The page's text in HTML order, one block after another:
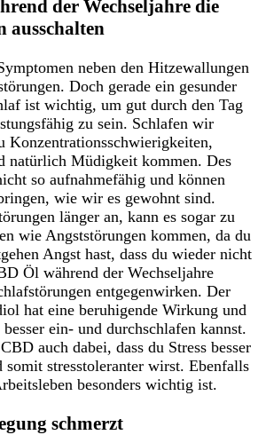
der Wechseljahre die
ausschalten
neben den Hitzewallungen
Doch gerade ein gesunder
ist wichtig, um gut durch den Tag
zu sein. Schlafen wir
Konzentrationsschwierigkeiten,
natürlich Müdigkeit kommen. Des
so aufnahmefähig und können
wie wir es gewohnt sind.
länger an, kann es sogar zu
wie Angststörungen kommen, da du
Angst hast, dass du wieder nicht
Öl während der Wechseljahre
entgegenwirken. Der
hat eine beruhigende Wirkung und
ein- und durchschlafen kannst.
auch dabei, dass du Stress besser
somit stresstoleranter wirst. Ebenfalls
besonders wichtig ist.
schmerzt